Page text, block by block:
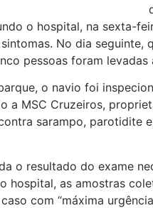
o hospital, na sexta-
No dia
pessoas foram levadas
o navio foi
a MSC Cruzeiros,
sarampo, parotidite
o resultado do exame
hospital, as amostras
com “máxima